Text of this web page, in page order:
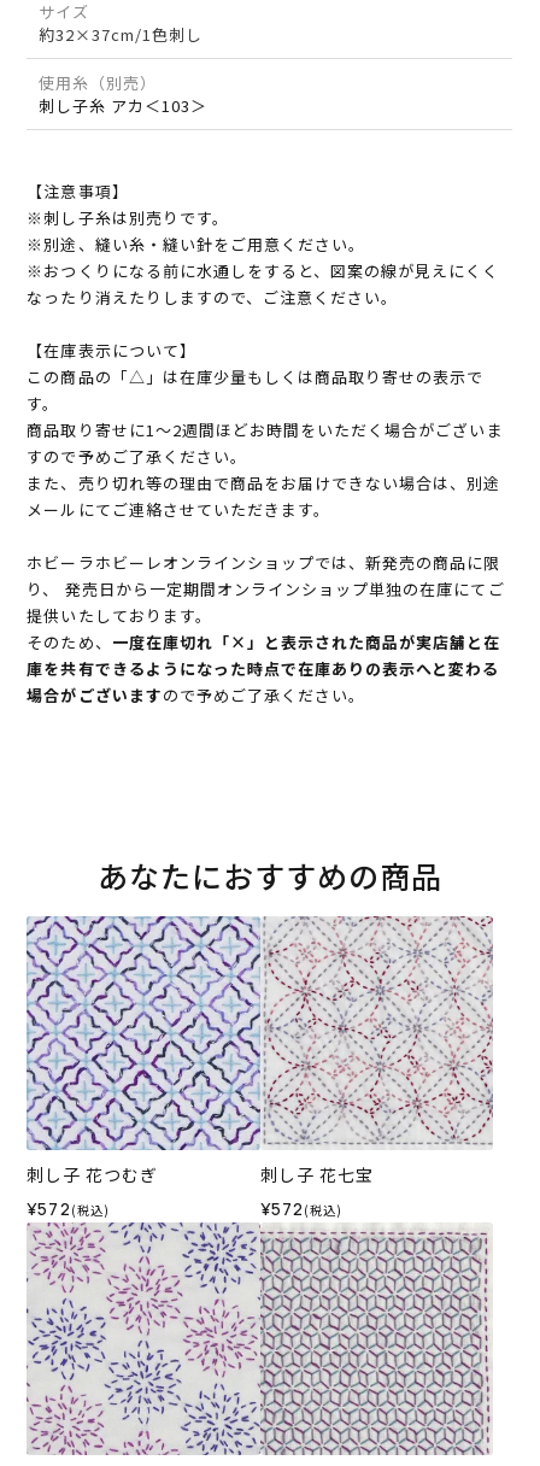
サイズ
約32×37cm/1色刺し
使用糸（別売）
刺し子糸 アカ＜103＞
【注意事項】
※刺し子糸は別売りです。
※別途、縫い糸・縫い針をご用意ください。
※おつくりになる前に水通しをすると、図案の線が見えにくく
なったり消えたりしますので、ご注意ください。
【在庫表示について】
この商品の「△」は在庫少量もしくは商品取り寄せの表示で
す。
商品取り寄せに1～2週間ほどお時間をいただく場合がございま
すので予めご了承ください。
また、売り切れ等の理由で商品をお届けできない場合は、別途
メールにてご連絡させていただきます。
ホビーラホビーレオンラインショップでは、新発売の商品に限
り、 発売日から一定期間オンラインショップ単独の在庫にてご
提供いたしております。
そのため、 一度在庫切れ「×」と表示された商品が実店舗と在
庫を共有できるようになった時点で在庫ありの表示へと変わる
場合がございますので予めご了承ください。
あなたにおすすめの商品
刺し子 花つむぎ
¥572 (税込)
刺し子 花七宝
¥572 (税込)